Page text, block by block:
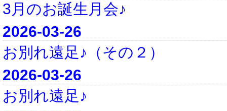
3月のお誕生月会♪
2026-03-26
お別れ遠足♪（その２）
2026-03-26
お別れ遠足♪